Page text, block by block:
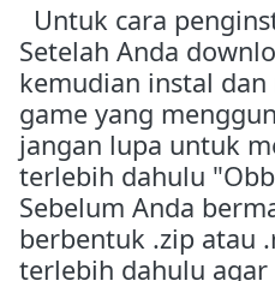
Untuk cara
Setelah Anda
kemudian instal
game yang
jangan lupa untuk
terlebih dahulu
Sebelum Anda
berbentuk .zip atau
terlebih dahulu